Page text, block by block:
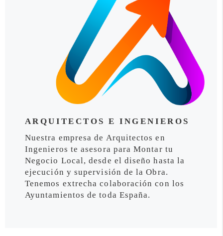
ARQUITECTOS E INGENIEROS
Nuestra empresa de Arquitectos en
Ingenieros te asesora para Montar tu
Negocio Local, desde el diseño hasta la
ejecución y supervisión de la Obra.
Tenemos extrecha colaboración con los
Ayuntamientos de toda España.